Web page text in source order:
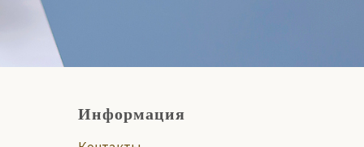
Информация